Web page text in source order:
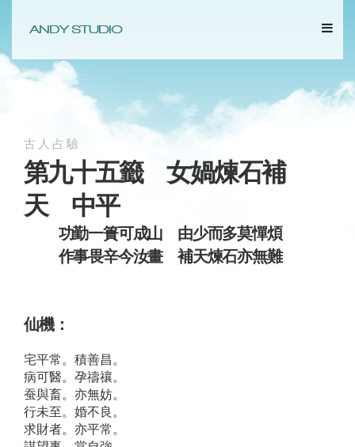
古人占驗
第九十五籤 女媧煉石補
天 中平
功勤一簣可成山 由少而多莫憚煩
作事畏辛今汝畫 補天煉石亦無難
仙機：
宅平常。積善昌。
病可醫。孕禱禳。
蚕與畜。亦無妨。
行未至。婚不良。
求財者。亦平常。